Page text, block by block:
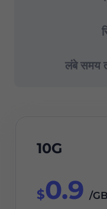
लंबे समय
10G
$0.9 /GB